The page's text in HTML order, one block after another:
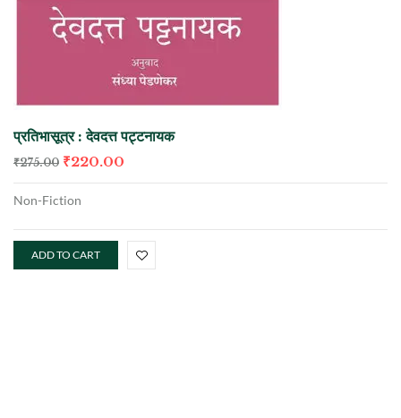
प्रतिभासूत्र : देवदत्त पट्टनायक
₹275.00 ₹220.00
Non-Fiction
ADD TO CART